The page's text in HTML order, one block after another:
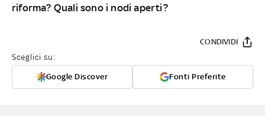
riforma? Quali sono i nodi aperti?
Sceglici su:
Google Discover Fonti Preferite
CONDIVIDI